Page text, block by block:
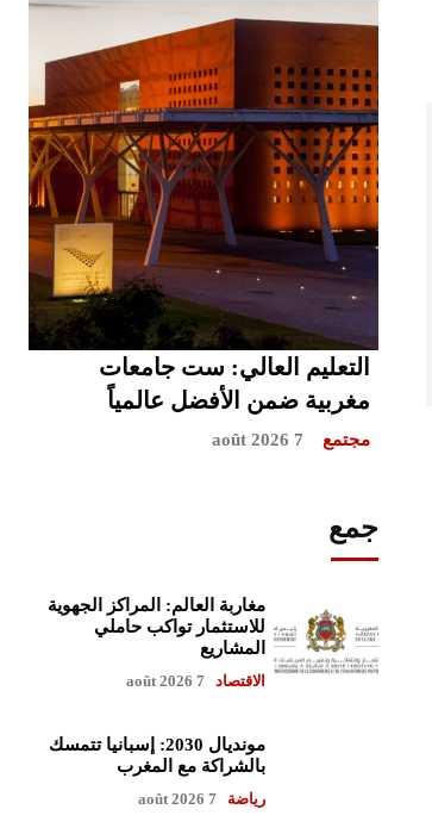
التعليم العالي: ست جامعات
مغربية ضمن الأفضل عالمياً
مجتمع 7 août 2026
جمع
مغاربة العالم: المراكز الجهوية
للاستثمار تواكب حاملي
المشاريع
الاقتصاد 7 août 2026
مونديال 2030: إسبانيا تتمسك
بالشراكة مع المغرب
رياضة 7 août 2026